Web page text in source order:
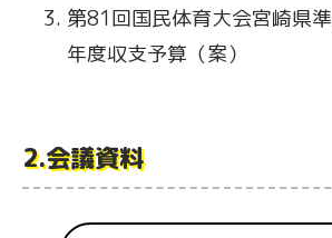
第81回国民体育大会宮崎県
年度収支予算（案）
2.会議資料